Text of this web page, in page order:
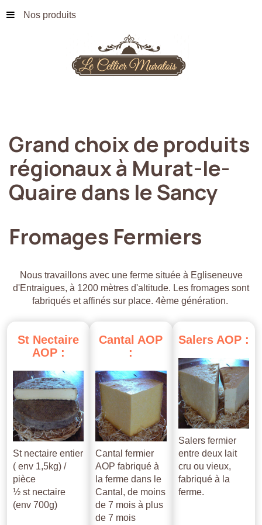
Nos produits
Grand choixde produits
régionauxà Murat-le-
Quairedans leSancy
Fromages Fermiers
Nous travaillons avec une ferme située à Egliseneuve
d'Entraigues, à 1200 mètres d'altitude. Les fromages sont
fabriqués et affinés sur place. 4ème génération.
St Nectaire
AOP :
St nectaire entier
( env 1,5kg) /
pièce
½ st nectaire
(env 700g)
Cantal AOP
:
Cantal fermier
AOP fabriqué à
la ferme dans le
Cantal, de moins
de 7 mois à plus
de 7 mois
Salers AOP :
Salers fermier
entre deux lait
cru ou vieux,
fabriqué à la
ferme.